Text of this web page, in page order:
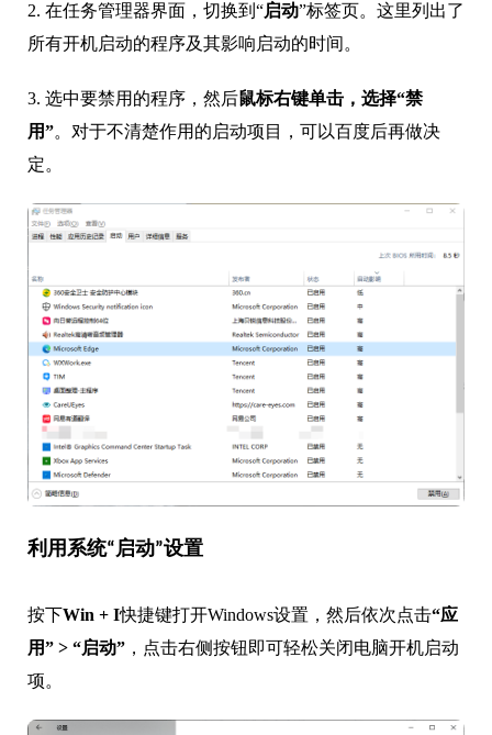
2. 在任务管理器界面，切换到“启动”标签页。这里列出了
所有开机启动的程序及其影响启动的时间。
3. 选中要禁用的程序，然后鼠标右键单击，选择“禁
用”。对于不清楚作用的启动项目，可以百度后再做决
定。
利用系统“启动”设置
按下Win + I快捷键打开Windows设置，然后依次点击“应
用” > “启动” ，点击右侧按钮即可轻松关闭电脑开机启动
项。